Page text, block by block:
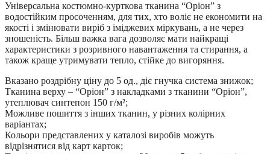
Універсальна костюмно-курткова тканина “Оріон” з
водостійким просоченням, для тих, хто воліє не економити на
якості і змінювати виріб з іміджевих міркувань, а не через
зношеність. Більш важка вага дозволяє мати найкращі
характеристики з розривного навантаження та стирання, а
також краще утримувати тепло, стійке до вигоряння.
Вказано роздрібну ціну до 5 од., діє гнучка система знижок;
Тканина верху – “Оріон” з накладками з тканини “Оріон”,
утеплювач синтепон 150 г/м²;
Можливе пошиття з інших тканин, у різних колірних
варіантах;
Кольори представлених у каталозі виробів можуть
відрізнятися від карт карток;